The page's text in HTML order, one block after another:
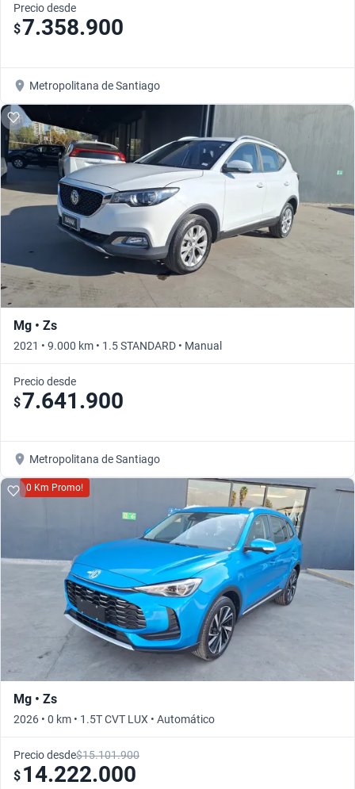
Precio desde
$7.358.900
Metropolitana de Santiago
Mg • Zs
2021 • 9.000 km • 1.5 STANDARD • Manual
Precio desde
$7.641.900
Metropolitana de Santiago
0 Km Promo!
Mg • Zs
2026 • 0 km • 1.5T CVT LUX • Automático
Precio desde$15.101.900
$ 14.222.000